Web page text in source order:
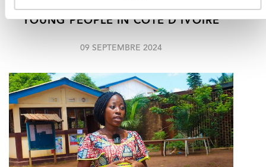
APP REACHES MORE THAN 300 000
YOUNG PEOPLE IN CÔTE D’IVOIRE
09 SEPTEMBRE 2024